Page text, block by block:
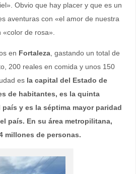
Obvio que hay placer y que es un
aventuras con «el amor de nuestra
de rosa».
en Fortaleza, gastando un total de
200 reales en comida y unos 150
es la capital del Estado de
de habitantes, es la quinta
y es la séptima mayor paridad
país. En su área metropilitana,
millones de personas.